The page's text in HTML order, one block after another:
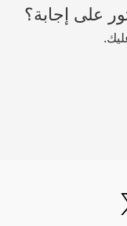
على إجابة؟